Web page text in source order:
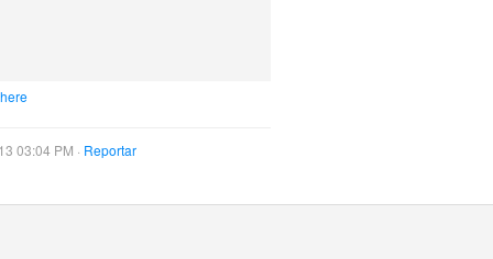
03:04 PM · Reportar